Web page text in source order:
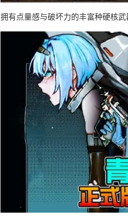
拥有点量感与破坏力的丰富种硬核武